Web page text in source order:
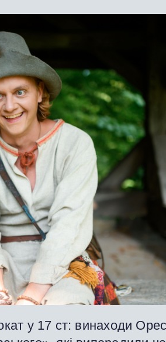
у 17 ст: винаходи